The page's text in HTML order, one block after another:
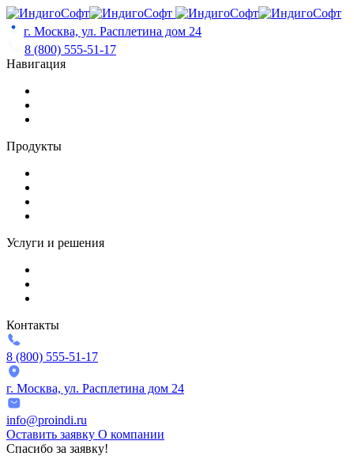
Skip
to
content
г. Москва, ул. Расплетина дом 24
8 (800) 555-51-17
Навигация
Продукты
Услуги и решения
Контакты
8 (800) 555-51-17
г. Москва, ул. Расплетина дом 24
info@proindi.ru
Оставить заявку О компании
Спасибо за заявку!